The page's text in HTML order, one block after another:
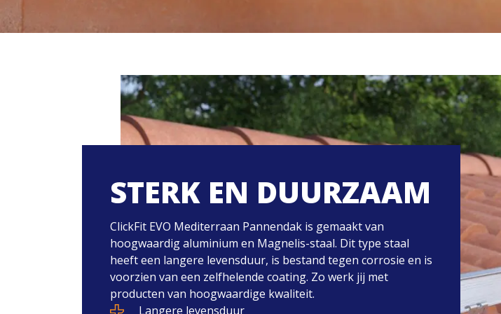
STERK EN DUURZAAM
ClickFit EVO Mediterraan Pannendak is gemaakt van
hoogwaardig aluminium en Magnelis-staal. Dit type staal
heeft een langere levensduur, is bestand tegen corrosie en is
voorzien van een zelfhelende coating. Zo werk jij met
producten van hoogwaardige kwaliteit.
Langere levensduur